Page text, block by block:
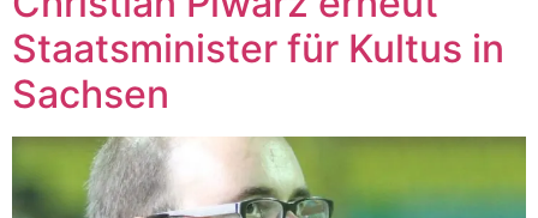
Staatsminister für Kultus in
Sachsen